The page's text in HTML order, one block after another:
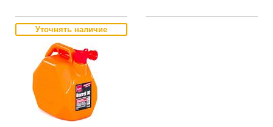
Уточнять наличие